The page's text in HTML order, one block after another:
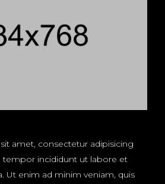
amet, consectetur adipisicing
tempor incididunt ut labore et
Ut enim ad minim veniam, quis